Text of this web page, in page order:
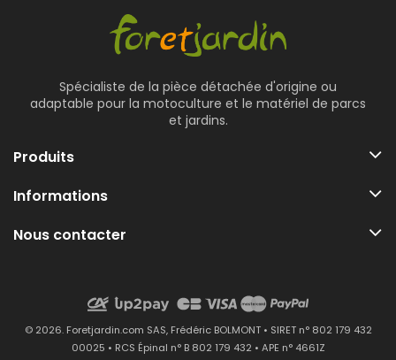
Spécialiste de la pièce détachée d'origine ou
adaptable pour la motoculture et le matériel de parcs
et jardins.
Produits
Informations
Nous contacter
© 2026. Foretjardin.com SAS, Frédéric BOLMONT • SIRET n° 802 179 432
00025 • RCS Épinal n° B 802 179 432 • APE n° 4661Z